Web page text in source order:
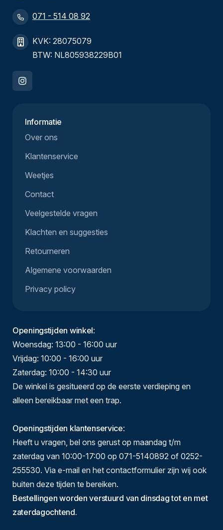
071 - 514 08 92
KVK: 28075079
BTW: NL805938229B01
Informatie
Over ons
Klantenservice
Weetjes
Contact
Veelgestelde vragen
Klachten en suggesties
Retourneren
Algemene voorwaarden
Privacy policy
Openingstijden winkel:
Woensdag: 13:00 - 16:00 uur
Vrijdag: 10:00 - 16:00 uur
Zaterdag: 10:00 - 14:30 uur
De winkel is gesitueerd op de eerste verdieping en
alleen bereikbaar met een trap.
Openingstijden klantenservice:
Heeft u vragen, bel ons gerust op maandag t/m
zaterdag van 10:00-17:00 op 071-5140892 of 0252-
255530. Via e-mail en het contactformulier zijn wij ook
buiten deze tijden te bereiken.
Bestellingen worden verstuurd van dinsdag tot en met
zaterdagochtend.